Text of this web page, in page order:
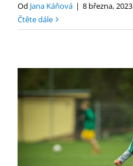
Od Jana Káňová | 8 března, 2023
Čtěte dále